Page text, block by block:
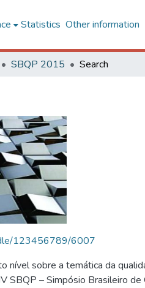
Statistics Other information
SBQP 2015 Search
123456789/6007
nível sobre a temática da
SBQP – Simpósio Brasileiro